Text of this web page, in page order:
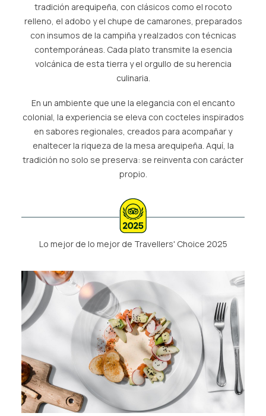
tradición arequipeña, con clásicos como el rocoto
relleno, el adobo y el chupe de camarones, preparados
con insumos de la campiña y realzados con técnicas
contemporáneas. Cada plato transmite la esencia
volcánica de esta tierra y el orgullo de su herencia
culinaria.
En un ambiente que une la elegancia con el encanto
colonial, la experiencia se eleva con cocteles inspirados
en sabores regionales, creados para acompañar y
enaltecer la riqueza de la mesa arequipeña. Aquí, la
tradición no solo se preserva: se reinventa con carácter
propio.
Lo mejor de lo mejor de Travellers' Choice 2025